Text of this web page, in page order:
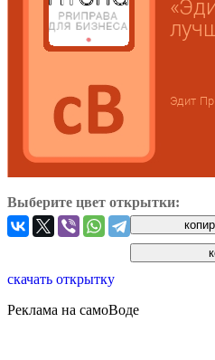
Выберите цвет открытки:
скачать открытку
Реклама на самоВоде